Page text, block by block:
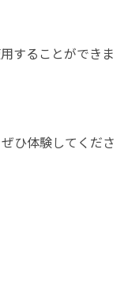
することができま
ひ体験してくださ